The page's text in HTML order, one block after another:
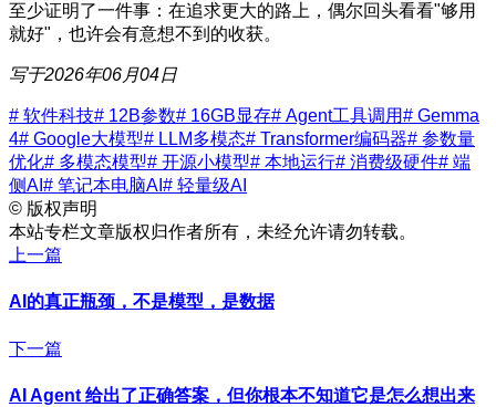
至少证明了一件事：在追求更大的路上，偶尔回头看看"够用
就好"，也许会有意想不到的收获。
写于2026年06月04日
# 软件科技# 12B参数# 16GB显存# Agent工具调用# Gemma
4# Google大模型# LLM多模态# Transformer编码器# 参数量
优化# 多模态模型# 开源小模型# 本地运行# 消费级硬件# 端
侧AI # 笔记本电脑AI # 轻量级AI
© 版权声明
本站专栏文章版权归作者所有，未经允许请勿转载。
上一篇
AI的真正瓶颈，不是模型，是数据
下一篇
AI Agent 给出了正确答案，但你根本不知道它是怎么想出来